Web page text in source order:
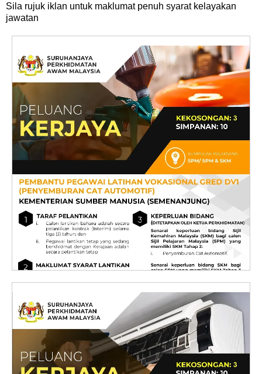
Sila rujuk iklan untuk maklumat penuh syarat kelayakan
jawatan